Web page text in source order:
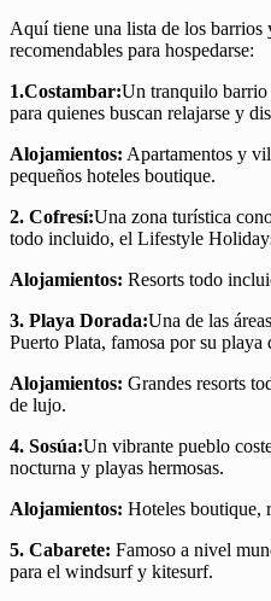
Aquí tiene una lista de los barrios
recomendables para hospedarse:
1.Costambar:Un tranquilo barrio
para quienes buscan relajarse y
Alojamientos: Apartamentos y
pequeños hoteles boutique.
2. Cofresí:Una zona turística
todo incluido, el Lifestyle
Alojamientos: Resorts todo
3. Playa Dorada:Una de las
Puerto Plata, famosa por su playa
Alojamientos: Grandes resorts
de lujo.
4. Sosúa:Un vibrante pueblo
nocturna y playas hermosas.
Alojamientos: Hoteles boutique,
5. Cabarete: Famoso a nivel
para el windsurf y kitesurf.